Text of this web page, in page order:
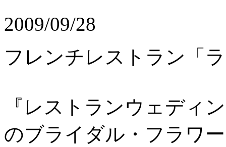
2009/09/28
フレンチレストラン「
『レストランウェディ
のブライダル・フラワ